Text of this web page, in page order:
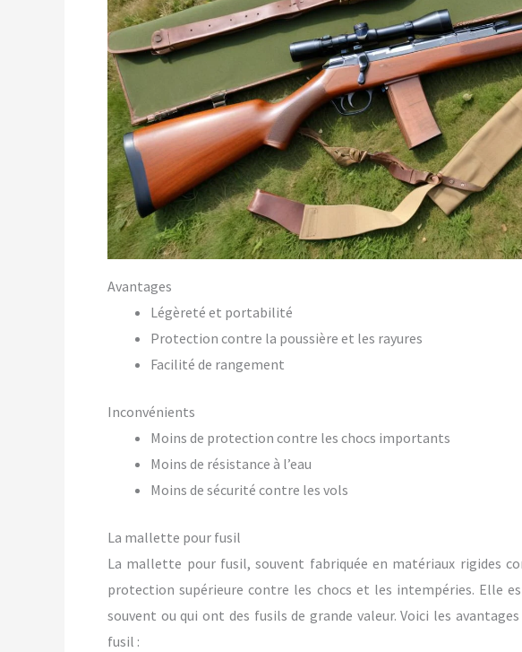
Avantages
Légèreté et portabilité
Protection contre la poussière et les rayures
Facilité de rangement
Inconvénients
Moins de protection contre les chocs importants
Moins de résistance à l’eau
Moins de sécurité contre les vols
La mallette pour fusil
La mallette pour fusil, souvent fabriquée en matériaux rigides
protection supérieure contre les chocs et les intempéries. Elle
souvent ou qui ont des fusils de grande valeur. Voici les
fusil :